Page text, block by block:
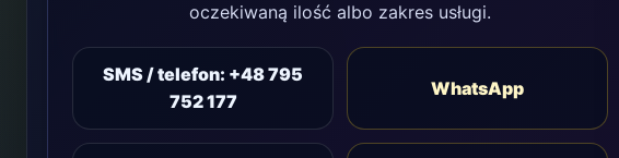
oczekiwaną ilość albo zakres usługi.
SMS / telefon: +48 795
752 177
WhatsApp